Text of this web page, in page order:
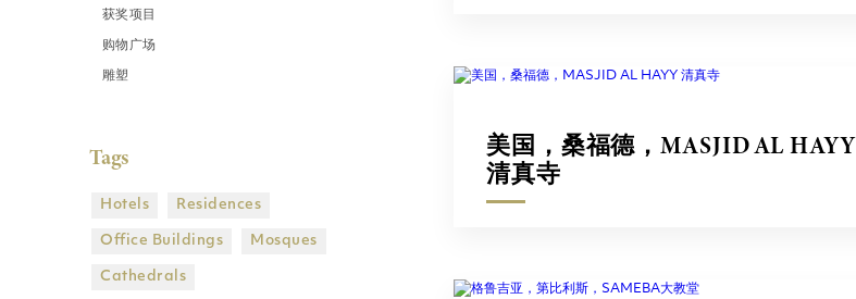
获奖项目
购物广场
雕塑
Tags
Hotels Residences
Office Buildings Mosques
Cathedrals
美国，桑福德，MASJID AL HAYY
清真寺